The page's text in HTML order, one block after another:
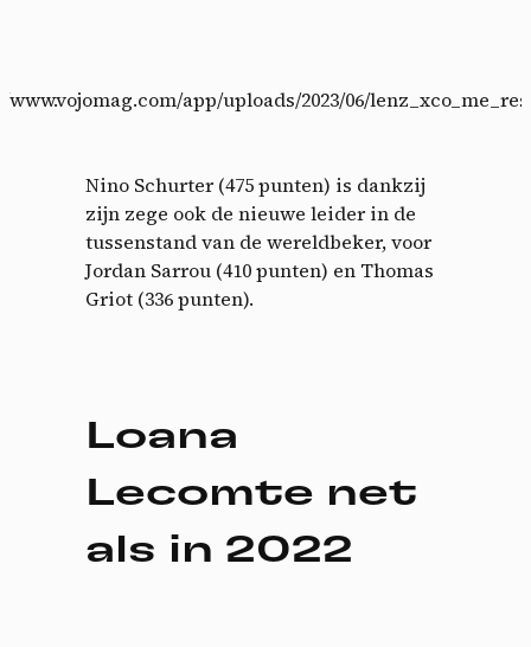
www.vojomag.com/app/uploads/2023/06/
Nino Schurter (475 punten) is dankzij
zijn zege ook de nieuwe leider in de
tussenstand van de wereldbeker, voor
Jordan Sarrou (410 punten) en Thomas
Griot (336 punten).
Loana
Lecomte net
als in 2022